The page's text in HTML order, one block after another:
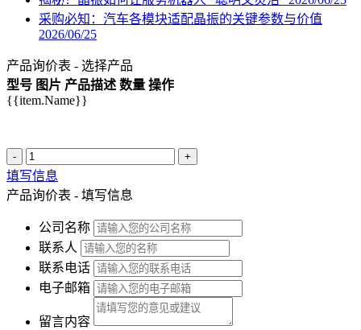
采购必知：汽车各模块适配晶振的关键参数与价值
2026/06/25
产品询价表 - 选择产品
型号 图片 产品描述 数量 操作
{{item.Name}}
- +
填写信息
产品询价表 - 填写信息
公司名称
联系人
联系电话
电子邮箱
留言内容